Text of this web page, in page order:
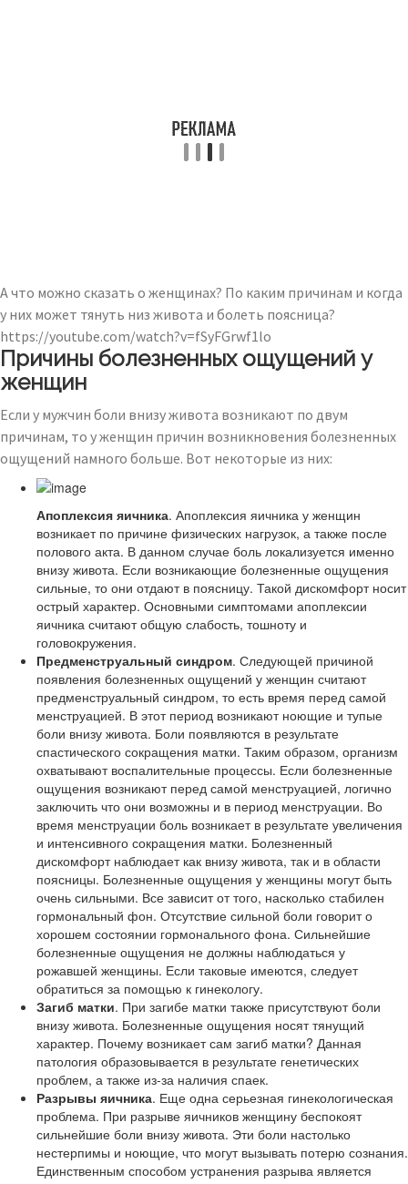
А что можно сказать о женщинах? По каким причинам и когда
у них может тянуть низ живота и болеть поясница?
https://youtube.com/watch?v=fSyFGrwf1lo
Причины болезненных ощущений у
женщин
Если у мужчин боли внизу живота возникают по двум
причинам, то у женщин причин возникновения болезненных
ощущений намного больше. Вот некоторые из них:
Апоплексия яичника. Апоплексия яичника у женщин
возникает по причине физических нагрузок, а также после
полового акта. В данном случае боль локализуется именно
внизу живота. Если возникающие болезненные ощущения
сильные, то они отдают в поясницу. Такой дискомфорт носит
острый характер. Основными симптомами апоплексии
яичника считают общую слабость, тошноту и
головокружения.
Предменструальный синдром. Следующей причиной
появления болезненных ощущений у женщин считают
предменструальный синдром, то есть время перед самой
менструацией. В этот период возникают ноющие и тупые
боли внизу живота. Боли появляются в результате
спастического сокращения матки. Таким образом, организм
охватывают воспалительные процессы. Если болезненные
ощущения возникают перед самой менструацией, логично
заключить что они возможны и в период менструации. Во
время менструации боль возникает в результате увеличения
и интенсивного сокращения матки. Болезненный
дискомфорт наблюдает как внизу живота, так и в области
поясницы. Болезненные ощущения у женщины могут быть
очень сильными. Все зависит от того, насколько стабилен
гормональный фон. Отсутствие сильной боли говорит о
хорошем состоянии гормонального фона. Сильнейшие
болезненные ощущения не должны наблюдаться у
рожавшей женщины. Если таковые имеются, следует
обратиться за помощью к гинекологу.
Загиб матки. При загибе матки также присутствуют боли
внизу живота. Болезненные ощущения носят тянущий
характер. Почему возникает сам загиб матки? Данная
патология образовывается в результате генетических
проблем, а также из-за наличия спаек.
Разрывы яичника. Еще одна серьезная гинекологическая
проблема. При разрыве яичников женщину беспокоят
сильнейшие боли внизу живота. Эти боли настолько
нестерпимы и ноющие, что могут вызывать потерю сознания.
Единственным способом устранения разрыва является